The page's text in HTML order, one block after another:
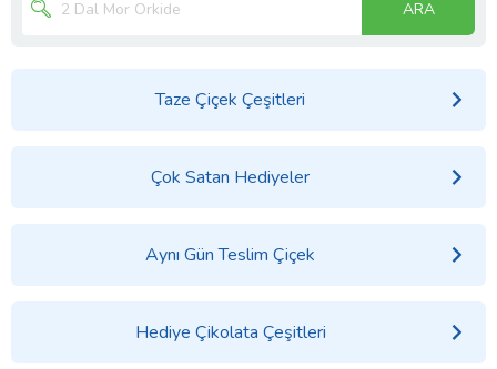
ARA
Taze Çiçek Çeşitleri
Çok Satan Hediyeler
Aynı Gün Teslim Çiçek
Hediye Çikolata Çeşitleri